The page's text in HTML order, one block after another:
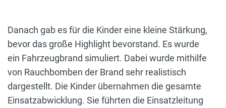
Danach gab es für die Kinder eine kleine Stärkung,
bevor das große Highlight bevorstand. Es wurde
ein Fahrzeugbrand simuliert. Dabei wurde mithilfe
von Rauchbomben der Brand sehr realistisch
dargestellt. Die Kinder übernahmen die gesamte
Einsatzabwicklung. Sie führten die Einsatzleitung